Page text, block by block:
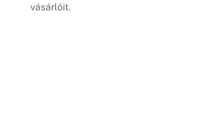
vásárlóit.